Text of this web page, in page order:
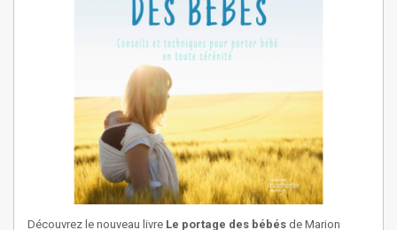
Découvrez le nouveau livre Le portage des bébés de Marion